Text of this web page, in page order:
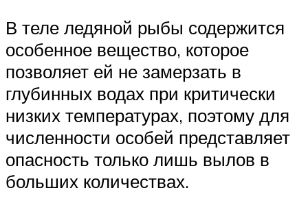
В теле ледяной рыбы содержится
особенное вещество, которое
позволяет ей не замерзать в
глубинных водах при критически
низких температурах, поэтому для
численности особей представляет
опасность только лишь вылов в
больших количествах.